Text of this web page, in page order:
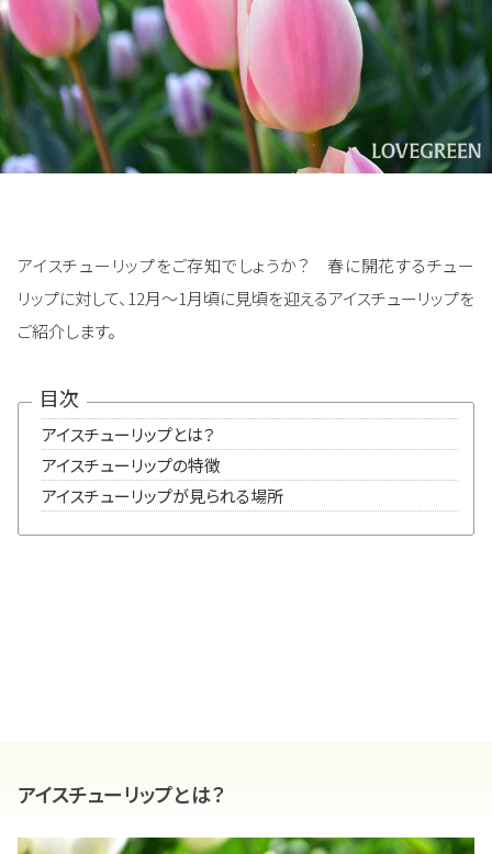
アイスチューリップをご存知でしょうか？ 春に開花するチュー
リップに対して、12月～1月頃に見頃を迎えるアイスチューリップを
ご紹介します。
目次
アイスチューリップとは？
アイスチューリップの特徴
アイスチューリップが見られる場所
アイスチューリップとは？